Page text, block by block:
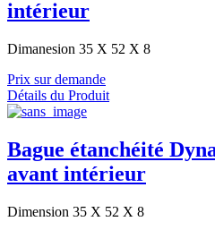
intérieur
Dimanesion 35 X 52 X 8
Prix sur demande
Détails du Produit
Bague étanchéité
avant intérieur
Dimension 35 X 52 X 8